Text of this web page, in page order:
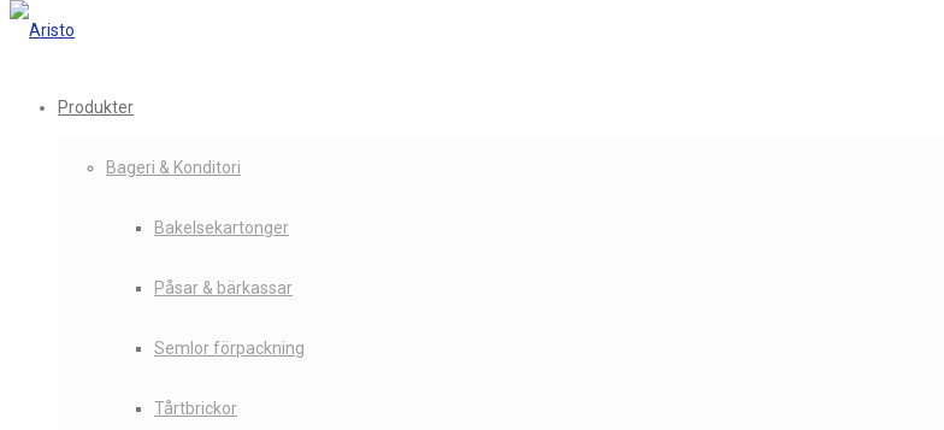
Produkter
Bageri & Konditori
Bakelsekartonger
Påsar & bärkassar
Semlor förpackning
Tårtbrickor